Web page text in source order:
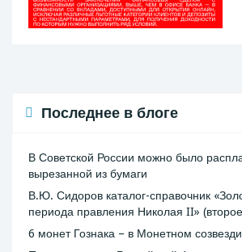
Последнее в блоге
В Советской России можно было
вырезанной из бумаги
В.Ю. Сидоров каталог-справочник
периода правления Николая II»
6 монет Гознака – в Монетном